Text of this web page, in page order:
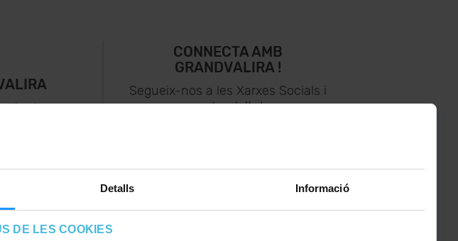
Detalls Informació
DE LES COOKIES
a
CONNECTA AMB
GRANDVALIRA !
Segueix-nos a les Xarxes Socials i
assabenta’t de